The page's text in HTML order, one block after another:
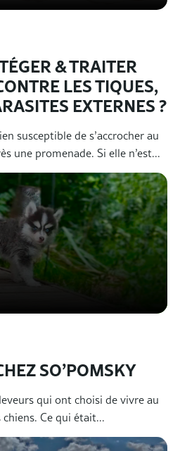
& TRAITER
LES TIQUES,
EXTERNES ?
susceptible de s’accrocher au
une promenade. Si elle n’est...
SO’POMSKY
qui ont choisi de vivre au
Ce qui était...